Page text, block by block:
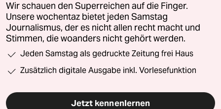
Wir schauen den Superreichen auf die Finger.
Unsere wochentaz bietet jeden Samstag
Journalismus, der es nicht allen recht macht und
Stimmen, die woanders nicht gehört werden.
Jeden Samstag als gedruckte Zeitung frei Haus
Zusätzlich digitale Ausgabe inkl. Vorlesefunktion
Jetzt kennenlernen